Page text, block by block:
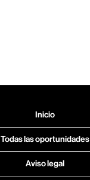
Inicio
Todas las oportunidades
Aviso legal